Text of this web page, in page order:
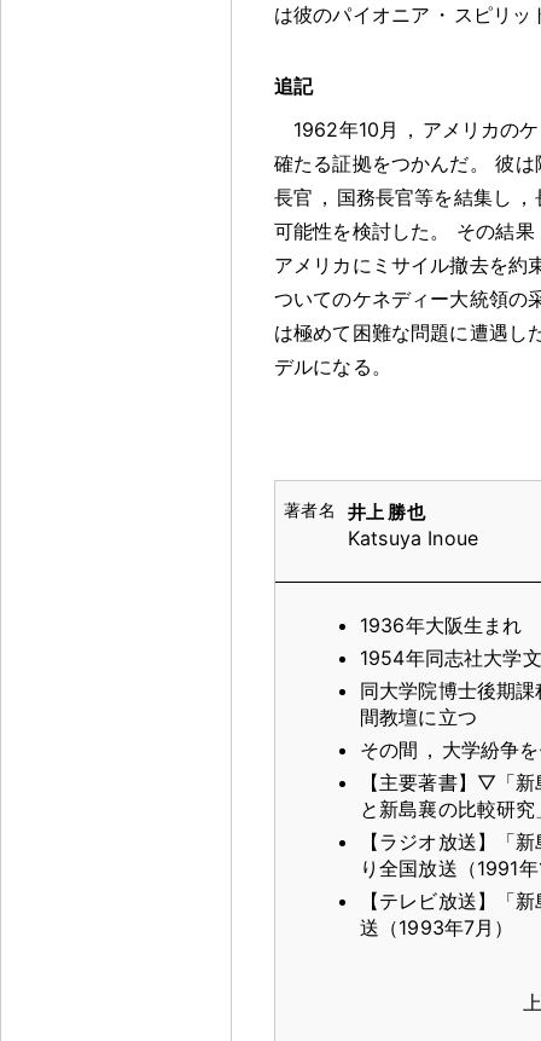
は彼のパイオニア ・ スピリッ
追記
1962年10月 ， アメリカの
確たる証拠をつかんだ。
彼は
長官 ， 国務長官等を結集し ，
可能性を検討した 。 その結果
アメリカにミサイル撤去を約
ついてのケネディー大統領の
は極めて困難な問題に遭遇し
デルになる 。
井上 勝也
Katsuya Inoue
1936年大阪生まれ
1954年同志社大学
同大学院博士後期
間教壇に立つ
その間 ， 大学紛争
【主要著書】▽「
と新島襄の比較研
【ラジオ放送】「
り全国放送（1991
【テレビ放送】「
送（1993年7月）